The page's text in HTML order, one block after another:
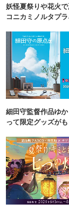
妖怪夏祭りや花火で
コニカミノルタプ
細田守監督作品ゆ
って限定グッズが